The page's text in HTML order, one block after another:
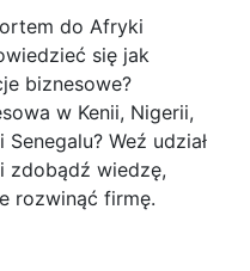
do Afryki
się jak
biznesowe?
w Kenii, Nigerii,
Weź udział
zdobądź wiedzę,
rozwinąć firmę.